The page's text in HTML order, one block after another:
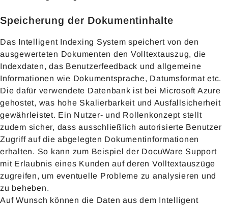
Speicherung der Dokumentinhalte
Das Intelligent Indexing System speichert von den
ausgewerteten Dokumenten den Volltextauszug, die
Indexdaten, das Benutzerfeedback und allgemeine
Informationen wie Dokumentsprache, Datumsformat etc.
Die dafür verwendete Datenbank ist bei Microsoft Azure
gehostet, was hohe Skalierbarkeit und Ausfallsicherheit
gewährleistet. Ein Nutzer- und Rollenkonzept stellt
zudem sicher, dass ausschließlich autorisierte Benutzer
Zugriff auf die abgelegten Dokumentinformationen
erhalten. So kann zum Beispiel der DocuWare Support
mit Erlaubnis eines Kunden auf deren Volltextauszüge
zugreifen, um eventuelle Probleme zu analysieren und
zu beheben.
Auf Wunsch können die Daten aus dem Intelligent